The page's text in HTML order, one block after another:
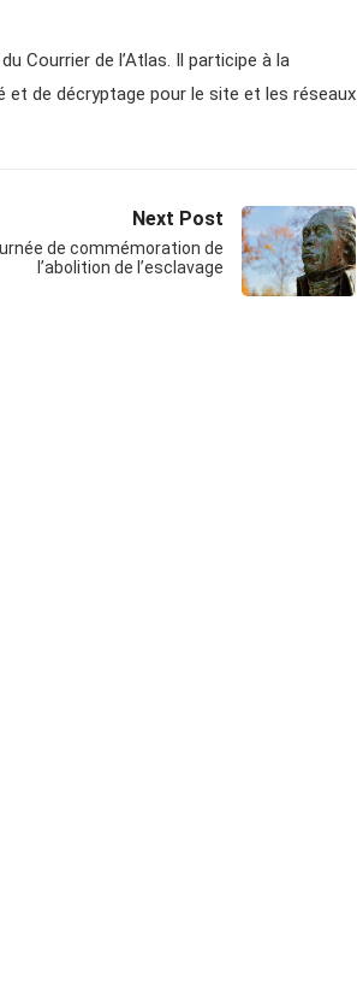
Courrier de l’Atlas. Il participe à la
et de décryptage pour le site et les réseaux
Next Post
de commémoration de
l’abolition de l’esclavage